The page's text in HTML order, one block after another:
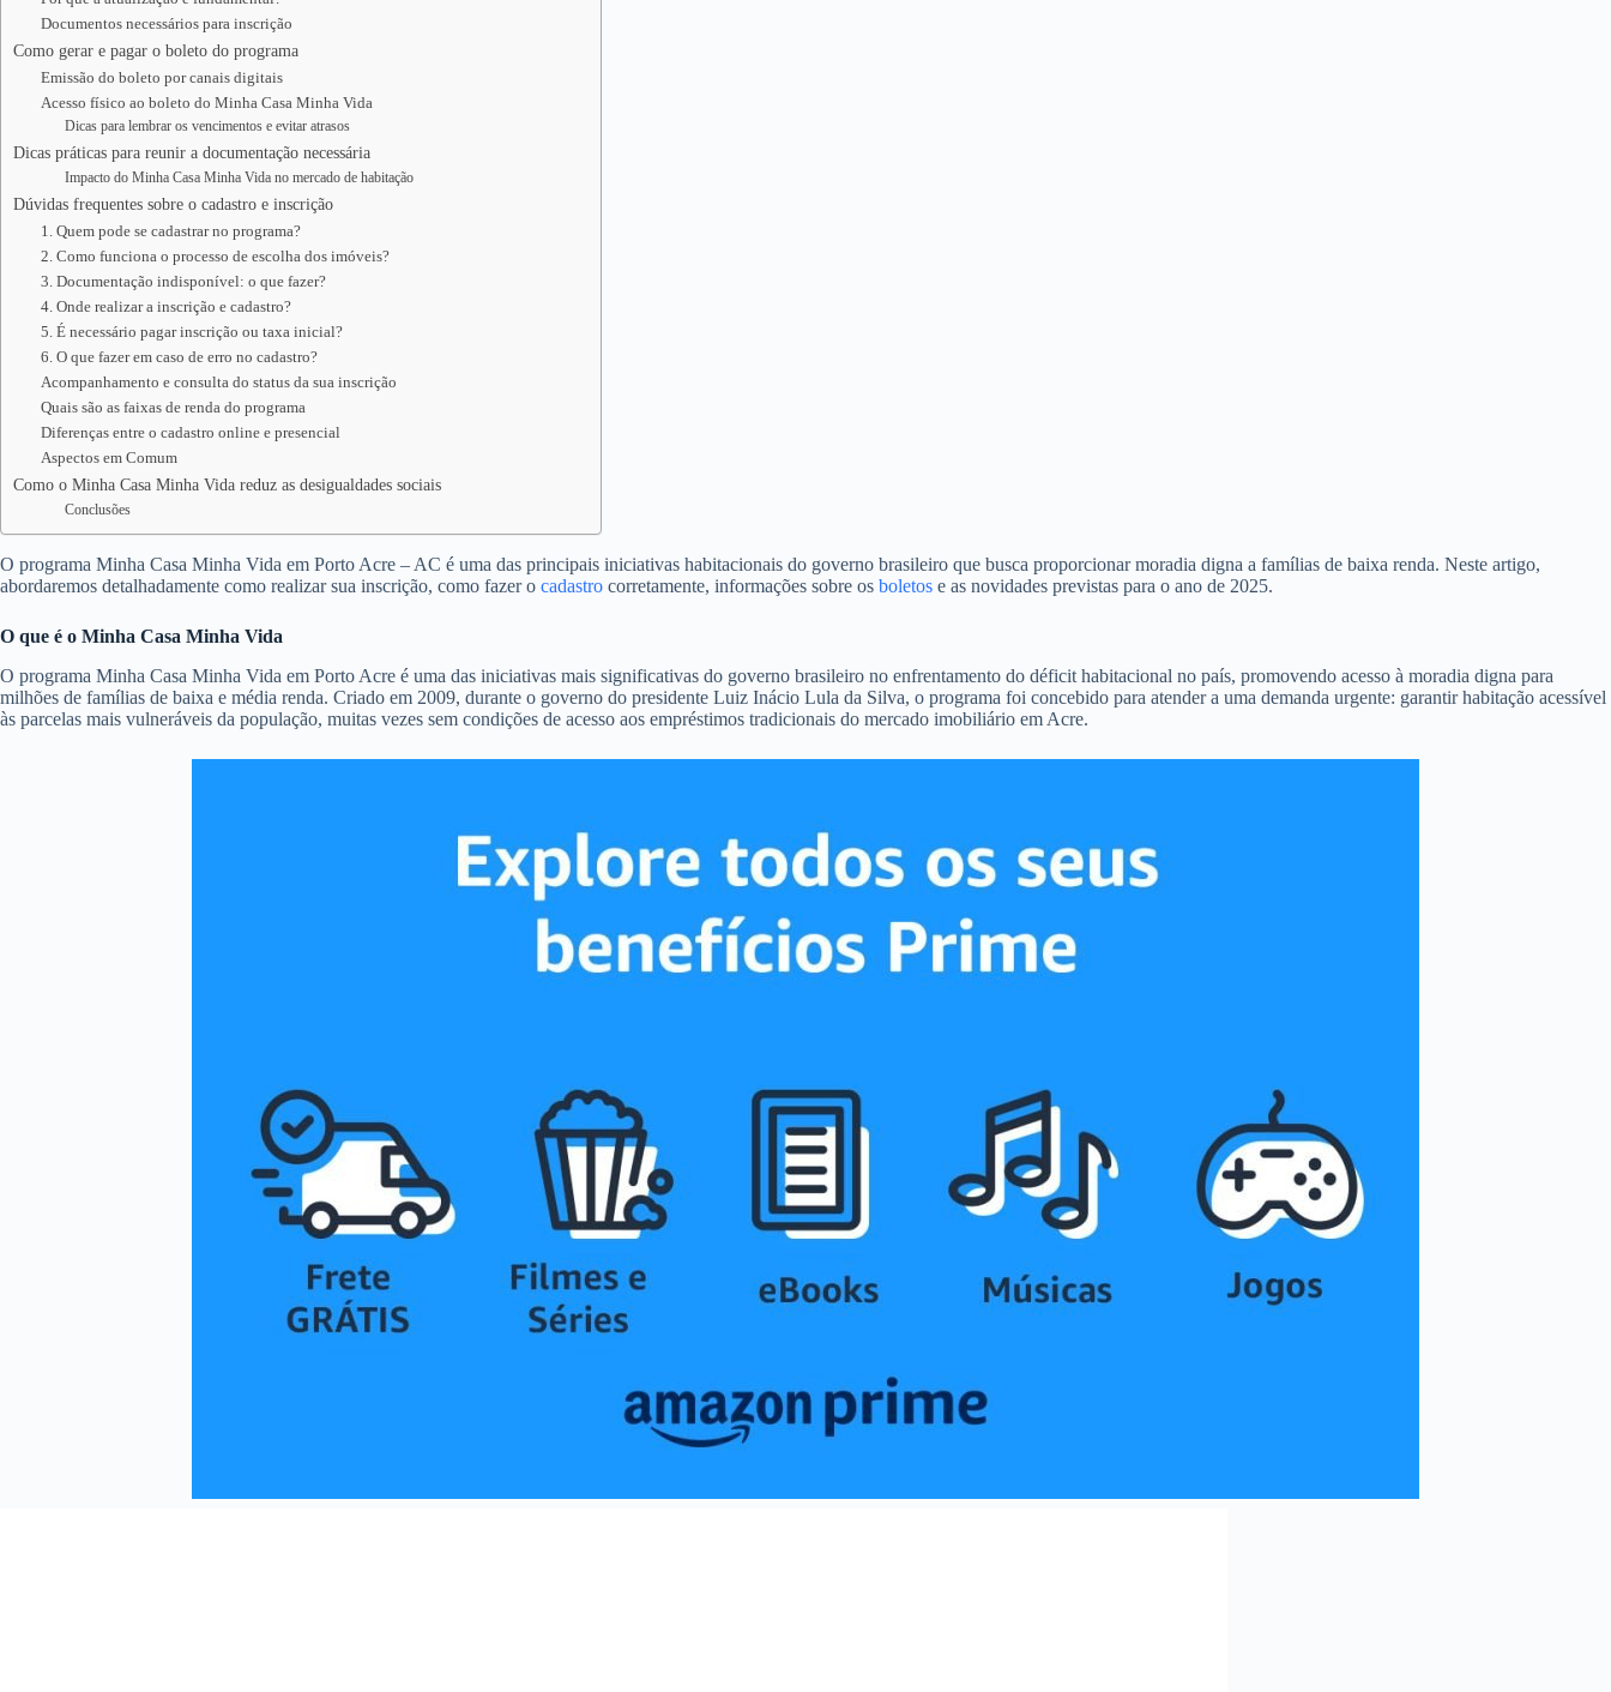
Documentos necessários para inscrição
Como gerar e pagar o boleto do programa
Emissão do boleto por canais digitais
Acesso físico ao boleto do Minha Casa Minha Vida
Dicas para lembrar os vencimentos e evitar atrasos
Dicas práticas para reunir a documentação necessária
Impacto do Minha Casa Minha Vida no mercado de habitação
Dúvidas frequentes sobre o cadastro e inscrição
1. Quem pode se cadastrar no programa?
2. Como funciona o processo de escolha dos imóveis?
3. Documentação indisponível: o que fazer?
4. Onde realizar a inscrição e cadastro?
5. É necessário pagar inscrição ou taxa inicial?
6. O que fazer em caso de erro no cadastro?
Acompanhamento e consulta do status da sua inscrição
Quais são as faixas de renda do programa
Diferenças entre o cadastro online e presencial
Aspectos em Comum
Como o Minha Casa Minha Vida reduz as desigualdades sociais
Conclusões
O programa Minha Casa Minha Vida em Porto Acre – AC é uma das principais iniciativas habitacionais do governo brasileiro que busca proporcionar moradia digna a famílias de baixa renda. Neste artigo,
abordaremos detalhadamente como realizar sua inscrição, como fazer o cadastro corretamente, informações sobre os boletos e as novidades previstas para o ano de 2025.
O que é o Minha Casa Minha Vida
O programa Minha Casa Minha Vida em Porto Acre é uma das iniciativas mais significativas do governo brasileiro no enfrentamento do déficit habitacional no país, promovendo acesso à moradia digna para
milhões de famílias de baixa e média renda. Criado em 2009, durante o governo do presidente Luiz Inácio Lula da Silva, o programa foi concebido para atender a uma demanda urgente: garantir habitação acessível
às parcelas mais vulneráveis da população, muitas vezes sem condições de acesso aos empréstimos tradicionais do mercado imobiliário em Acre.